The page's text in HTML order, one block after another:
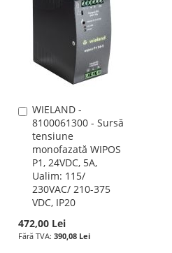
WIELAND -
8100061300 - Sursă
tensiune
monofazată WIPOS
P1, 24VDC, 5A,
Ualim: 115/
230VAC/ 210-375
VDC, IP20
472,00 Lei
390,08 Lei
Adauga
în
cos